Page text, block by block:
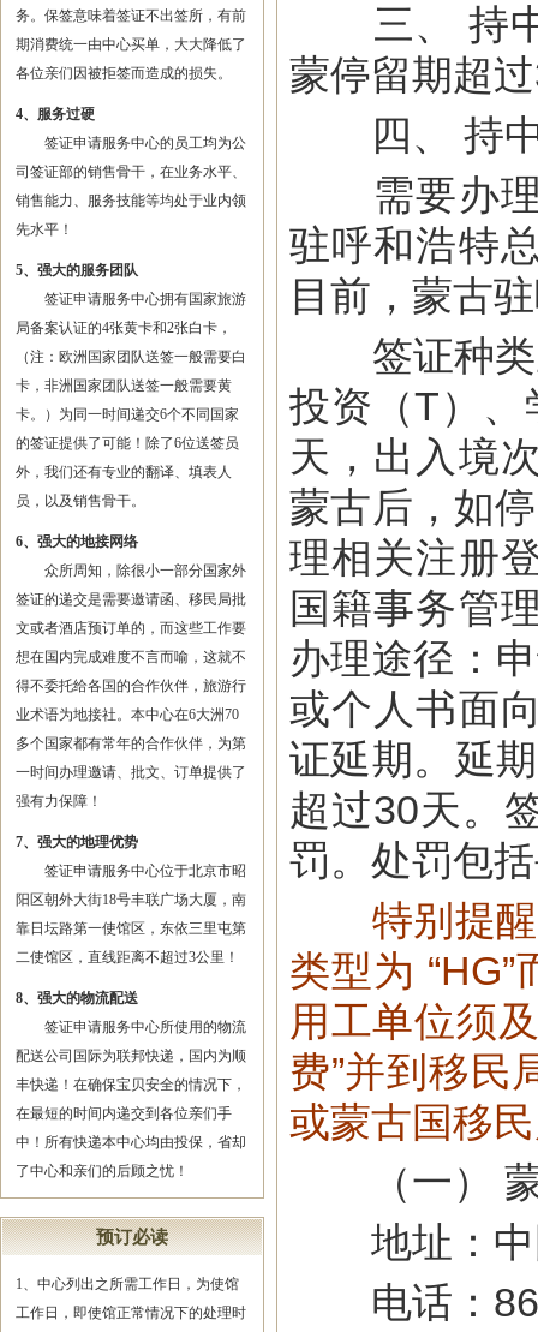
务。保签意味着签证不出签所，有前
期消费统一由中心买单，大大降低了
各位亲们因被拒签而造成的损失。
4、服务过硬
签证申请服务中心的员工均为公
司签证部的销售骨干，在业务水平、
销售能力、服务技能等均处于业内领
先水平！
5、强大的服务团队
签证申请服务中心拥有国家旅游
局备案认证的4张黄卡和2张白卡，
（注：欧洲国家团队送签一般需要白
卡，非洲国家团队送签一般需要黄
卡。）为同一时间递交6个不同国家
的签证提供了可能！除了6位送签员
外，我们还有专业的翻译、填表人
员，以及销售骨干。
6、强大的地接网络
众所周知，除很小一部分国家外
签证的递交是需要邀请函、移民局批
文或者酒店预订单的，而这些工作要
想在国内完成难度不言而喻，这就不
得不委托给各国的合作伙伴，旅游行
业术语为地接社。本中心在6大洲70
多个国家都有常年的合作伙伴，为第
一时间办理邀请、批文、订单提供了
强有力保障！
7、强大的地理优势
签证申请服务中心位于北京市昭
阳区朝外大街18号丰联广场大厦，南
靠日坛路第一使馆区，东依三里屯第
二使馆区，直线距离不超过3公里！
8、强大的物流配送
签证申请服务中心所使用的物流
配送公司国际为联邦快递，国内为顺
丰快递！在确保宝贝安全的情况下，
在最短的时间内递交到各位亲们手
中！所有快递本中心均由投保，省却
了中心和亲们的后顾之忧！
预订必读
1、中心列出之所需工作日，为使馆
工作日，即使馆正常情况下的处理时
三、 持中
蒙停留期超
四、 持中
需要办理
驻呼和浩特
目前，蒙古
签证种类
投资（T）、
天，出入境
蒙古后，如
理相关注册
国籍事务管
办理途径：
或个人书面
证延期。延
超过30天。
罚。处罚包
特别提
类型为
用工单位须
费”并到移民
或蒙古国移
（一） 蒙
地址：中
电话：86-